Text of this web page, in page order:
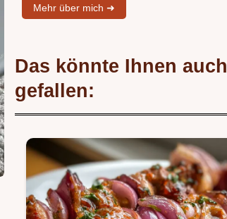
Mehr über mich ➜
Das könnte Ihnen auch
gefallen: